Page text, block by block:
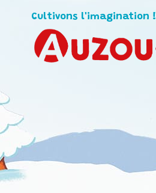
Cultivons l'imagination !